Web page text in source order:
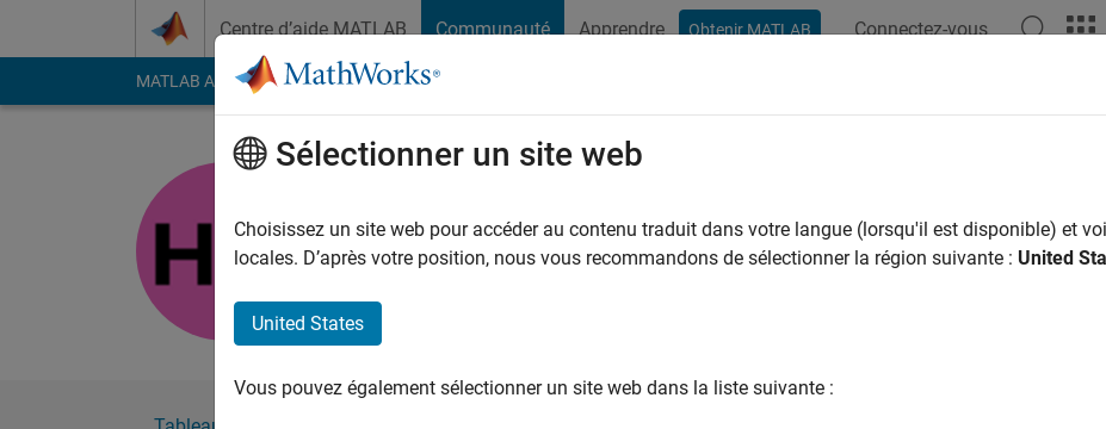
Centre d’aide MATLAB Communauté Apprendre Obtenir MATLAB Connectez-vous
MATLAB Answers File Exchange Cody
Last seen: plus d'un an il y a|Actif depuis 2023
Followers:0Following:0
Sélectionner un site web
Choisissez un site web pour accéder au contenu traduit dans votre langue (lorsqu'il est disponible) et
locales. D’après votre position, nous vous recommandons de sélectionner la région suivante : United
United States
Vous pouvez également sélectionner un site web dans la liste suivante :